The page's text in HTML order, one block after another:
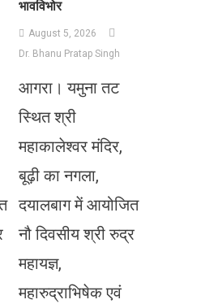
भावविभोर
August 5, 2026
Dr. Bhanu Pratap Singh
आगरा। यमुना तट
स्थित श्री
महाकालेश्वर मंदिर,
बूढ़ी का नगला,
दयालबाग में आयोजित
नौ दिवसीय श्री रुद्र
महायज्ञ,
महारुद्राभिषेक एवं